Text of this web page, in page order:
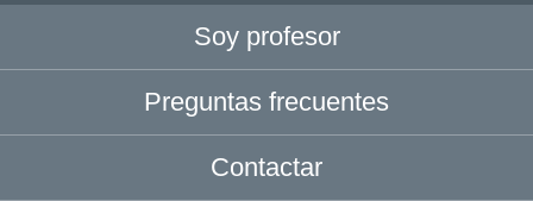
Soy profesor
Preguntas frecuentes
Contactar